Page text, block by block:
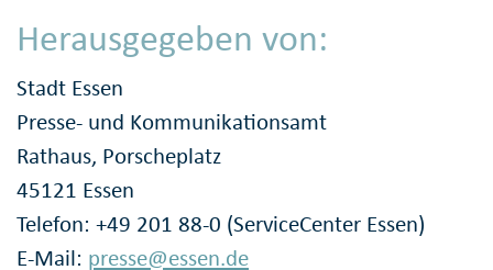
Herausgegeben von:
Stadt Essen
Presse- und Kommunikationsamt
Rathaus, Porscheplatz
45121 Essen
Telefon: +49 201 88-0 (ServiceCenter Essen)
E-Mail: presse@essen.de